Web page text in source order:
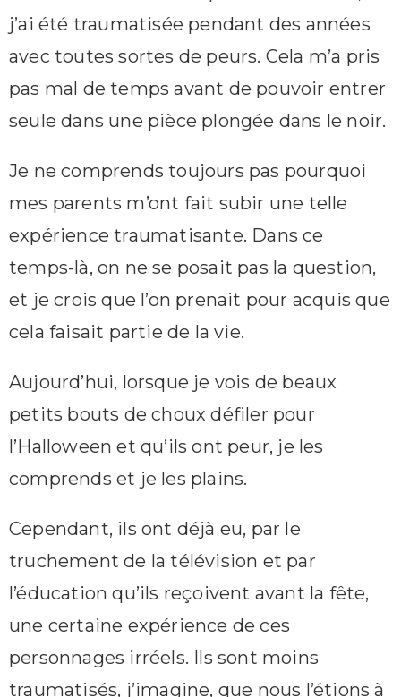
j’ai été traumatisée pendant des années
avec toutes sortes de peurs. Cela m’a pris
pas mal de temps avant de pouvoir entrer
seule dans une pièce plongée dans le noir.
Je ne comprends toujours pas pourquoi
mes parents m’ont fait subir une telle
expérience traumatisante. Dans ce
temps-là, on ne se posait pas la question,
et je crois que l’on prenait pour acquis que
cela faisait partie de la vie.
Aujourd’hui, lorsque je vois de beaux
petits bouts de choux défiler pour
l’Halloween et qu’ils ont peur, je les
comprends et je les plains.
Cependant, ils ont déjà eu, par le
truchement de la télévision et par
l’éducation qu’ils reçoivent avant la fête,
une certaine expérience de ces
personnages irréels. Ils sont moins
traumatisés, j’imagine, que nous l’étions à